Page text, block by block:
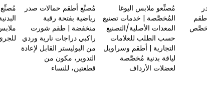
طقم
مُصنِّعو ملابس اليوغا
المُخصَّصة | خدمات تصنيع
المعدات الأصلية/التصنيع
حسب الطلب للعلامات
التجارية | أطقم وسراويل
لياقة بدنية مُخصَّصة
لعضلات الأرداف
مُصنِّع أطقم حمالات صدر
رياضية بفتحة رقبة
منخفضة | طقم شورت
راكبي دراجات نارية وردي
من البوليستر القابل لإعادة
التدوير، مكون من
قطعتين، للنساء
مُصنِّع